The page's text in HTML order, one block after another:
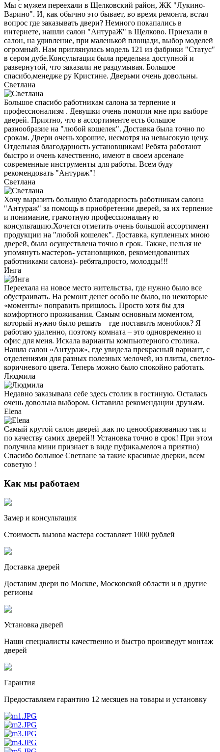
Мы с мужем переехали в Щелковский район, ЖК "Лукино-
Варино". И, как обычно это бывает, во время ремонта, встал
вопрос где заказывать двери? Немного покапались в
интернете, нашли салон "АнтураЖ" в Щелково. Приехали в
салон, на удивление, при маленькой площади, выбор моделей
огромный. Нам приглянулась модель 121 из фабрики "Статус"
в сером дубе.Консультация была предельна доступной и
развернутой, что заказали не раздумывая. Большое
спасибо,менедже ру Кристине. Дверьми очень довольны.
Светлана
Большое спасибо работникам салона за терпение и
профессионализм . Девушки очень помогли мне при выборе
дверей. Приятно, что в ассортименте есть большое
разнообразие на "любой кошелек". Доставка была точно по
срокам. Двери очень хорошие, несмотря на невысокую цену.
Отдельная благодарность установщикам! Ребята работают
быстро и очень качественно, имеют в своем арсенале
современные инструменты для работы. Всем буду
рекомендовать "Антураж"!
Светлана
Хочу выразить большую благодарность работникам салона
"Антураж" за помощь в приобретении дверей, за их терпение
и понимание, грамотную профессиональну ю
консультацию.Хочется отметить очень большой ассортимент
продукции на "любой кошелек". Доставка, купленных мною
дверей, была осуществлена точно в срок. Также, нельзя не
упомянуть мастеров- установщиков, рекомендованных
работниками салона)- ребята,просто, молодцы!!!
Инга
Переехала на новое место жительства, где нужно было все
обустраивать. На ремонт денег особо не было, но некоторые
«моменты» поправить пришлось. Просто хотя бы для
комфортного проживания. Самым основным моментом,
который нужно было решать – где поставить моноблок? Я
работаю удаленно, поэтому комната – это одновременно и
офис для меня. Искала варианты компьютерного столика.
Нашла салон «Антураж», где увидела прекрасный вариант, с
отделениями для разных полезных мелочей, из плиты, светло-
коричневого цвета. Теперь можно было спокойно работать.
Людмила
Недавно заказывала себе здесь столик в гостиную. Осталась
очень довольна выбором. Оставила рекомендации друзьям.
Elena
Самый крутой салон дверей ,как по ценообразованию так и
по качеству самих дверей!! Установка точно в срок! При этом
получила мини признает в виде пуфика,мелоч а приятно)
Спасибо большое Светлане за такие красивые дверки, всем
советую !
Как мы работаем
Замер и консультация
Стоимость вызова мастера составляет 1000 рублей
Доставка дверей
Доставим двери по Москве, Московской области и в другие
регионы
Установка дверей
Наши специалисты качественно и быстро произведут монтаж
дверей
Гарантия
Предоставляем гарантию 12 месяцев на товары и установку